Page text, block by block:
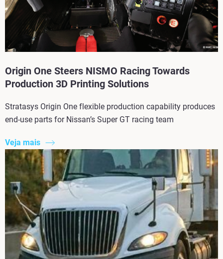
Origin One Steers NISMO Racing Towards
Production 3D Printing Solutions
Stratasys Origin One flexible production capability produces
end-use parts for Nissan’s Super GT racing team
Veja mais